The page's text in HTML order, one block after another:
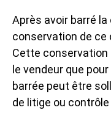
Après avoir barré
conservation de
Cette
le vendeur que
barrée peut être
de litige ou